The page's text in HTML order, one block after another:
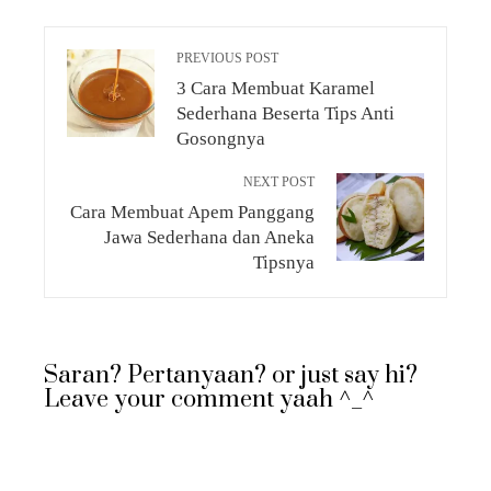
PREVIOUS POST
3 Cara Membuat Karamel
Sederhana Beserta Tips Anti
Gosongnya
NEXT POST
Cara Membuat Apem Panggang
Jawa Sederhana dan Aneka
Tipsnya
Saran? Pertanyaan? or just say hi?
Leave your comment yaah ^_^